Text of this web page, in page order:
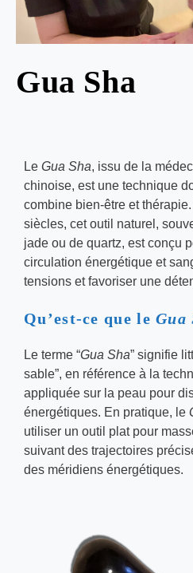
Gua Sha
Le Gua Sha, issu de la
chinoise, est une technique
combine bien-être et
siècles, cet outil naturel,
jade ou de quartz, est conçu
circulation énergétique et
tensions et favoriser une
Qu’est-ce que leGua
Le terme “Gua Sha” signifie
sable”, en référence à la
appliquée sur la peau pour
énergétiques. En pratique, le
utiliser un outil plat pour
suivant des trajectoires
des méridiens énergétiques.